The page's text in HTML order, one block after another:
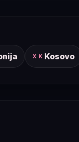
XK Kosovo